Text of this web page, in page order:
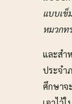
แบบเข็
หมวกท
และสำ
ประจำ
ศึกษาจ